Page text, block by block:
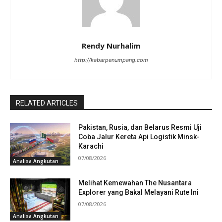
Rendy Nurhalim
http://kabarpenumpang.com
RELATED ARTICLES
Analisa Angkutan
Pakistan, Rusia, dan Belarus Resmi Uji
Coba Jalur Kereta Api Logistik Minsk-
Karachi
07/08/2026
Analisa Angkutan
Melihat Kemewahan The Nusantara
Explorer yang Bakal Melayani Rute Ini
07/08/2026